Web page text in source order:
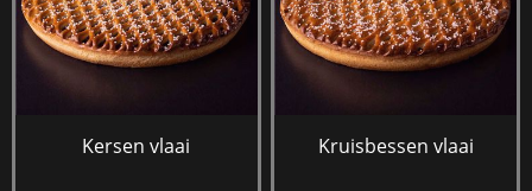
Kersen vlaai Kruisbessen vlaai